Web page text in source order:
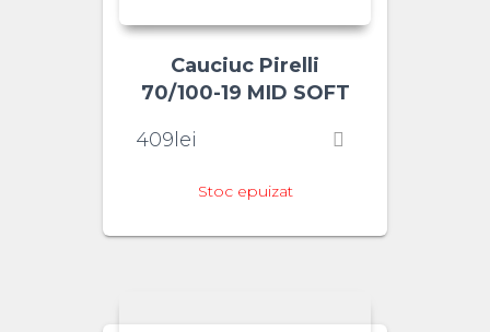
Cauciuc Pirelli
70/100-19 MID SOFT
409 lei
Stoc epuizat